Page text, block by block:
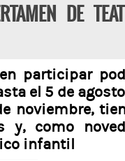
DE
participar
el 5 de
noviembre,
y, como
infantil